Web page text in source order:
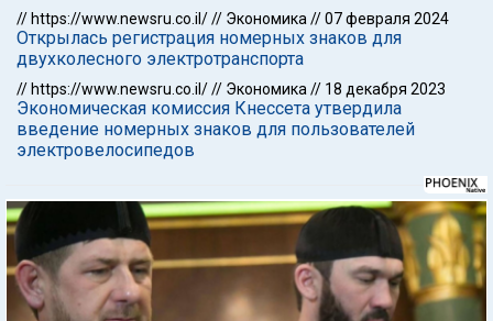
// https://www.newsru.co.il/// Экономика //07 февраля 2024
Открылась регистрация номерных знаков для
двухколесного электротранспорта
// https://www.newsru.co.il/// Экономика // 18 декабря 2023
Экономическая комиссия Кнессета утвердила
введение номерных знаков для пользователей
электровелосипедов